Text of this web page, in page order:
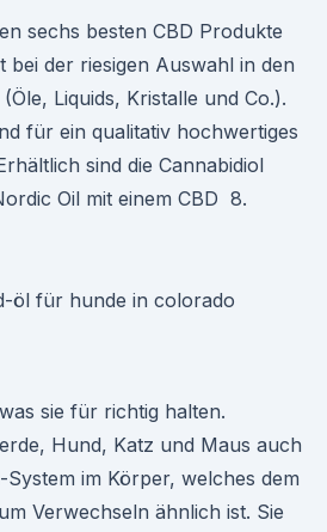
sechs besten CBD Produkte
bei der riesigen Auswahl in den
Liquids, Kristalle und Co.).
für ein qualitativ hochwertiges
sind die Cannabidiol
Oil mit einem CBD 8.
sie für richtig halten.
Hund, Katz und Maus auch
im Körper, welches dem
Verwechseln ähnlich ist. Sie